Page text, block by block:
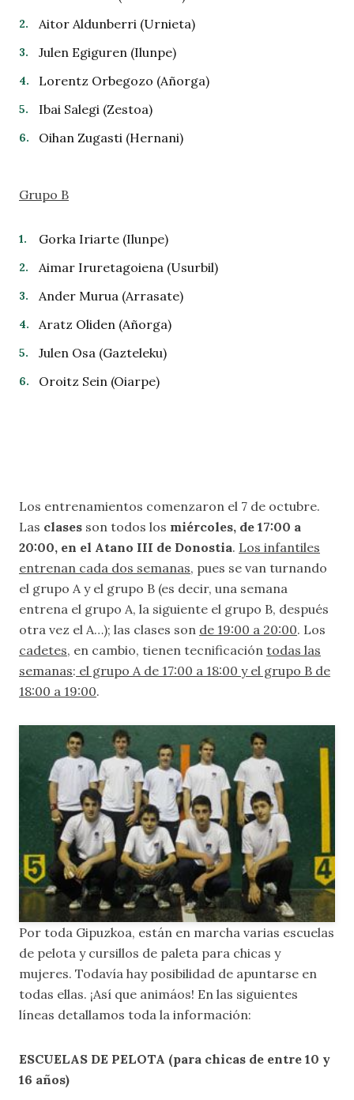
Aitor Aldunberri (Urnieta)
Julen Egiguren (Ilunpe)
Lorentz Orbegozo (Añorga)
Ibai Salegi (Zestoa)
Oihan Zugasti (Hernani)
Grupo B
Gorka Iriarte (Ilunpe)
Aimar Iruretagoiena (Usurbil)
Ander Murua (Arrasate)
Aratz Oliden (Añorga)
Julen Osa (Gazteleku)
Oroitz Sein (Oiarpe)
Los entrenamientos comenzaron el 7 de octubre.
Las clases son todos los miércoles, de 17:00 a
20:00, en el Atano III de Donostia. Los infantiles
entrenan cada dos semanas, pues se van turnando
el grupo A y el grupo B (es decir, una semana
entrena el grupo A, la siguiente el grupo B, después
otra vez el A…); las clases son de 19:00 a 20:00. Los
cadetes, en cambio, tienen tecnificación todas las
semanas: el grupo A de 17:00 a 18:00 y el grupo B de
18:00 a 19:00.
Por toda Gipuzkoa, están en marcha varias escuelas
de pelota y cursillos de paleta para chicas y
mujeres. Todavía hay posibilidad de apuntarse en
todas ellas. ¡Así que animáos! En las siguientes
líneas detallamos toda la información:
ESCUELAS DE PELOTA (para chicas de entre 10 y
16 años)